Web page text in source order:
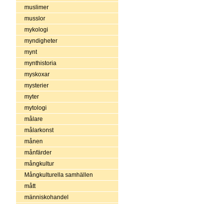
muslimer
musslor
mykologi
myndigheter
mynt
mynthistoria
myskoxar
mysterier
myter
mytologi
målare
målarkonst
månen
månfärder
mångkultur
Mångkulturella samhällen
mått
människohandel